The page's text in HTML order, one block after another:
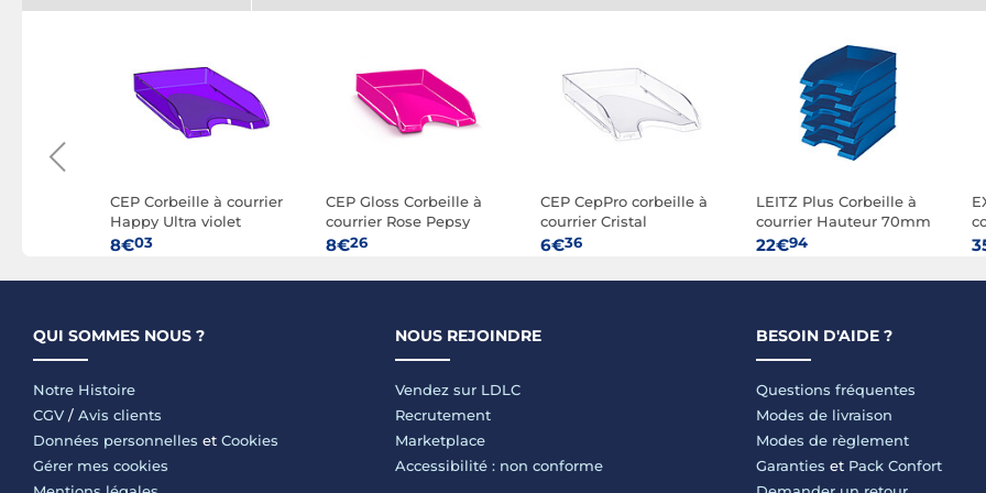
CEP Corbeille à courrier
Happy Ultra violet
8€03
CEP Gloss Corbeille à
courrier Rose Pepsy
8€26
CEP CepPro corbeille à
courrier Cristal
6€36
LEITZ Plus Corbeille à
courrier Hauteur 70mm
Bleu x 5
22€94
-
QUI SOMMES NOUS ?
Notre Histoire
CGV / Avis clients
Données personnelles et Cookies
Gérer mes cookies
NOUS REJOINDRE
Vendez sur LDLC
Recrutement
Marketplace
Accessibilité : non conforme
BESOIN D'AIDE ?
Questions fréquentes
Modes de livraison
Modes de règlement
Garanties et Pack Confort